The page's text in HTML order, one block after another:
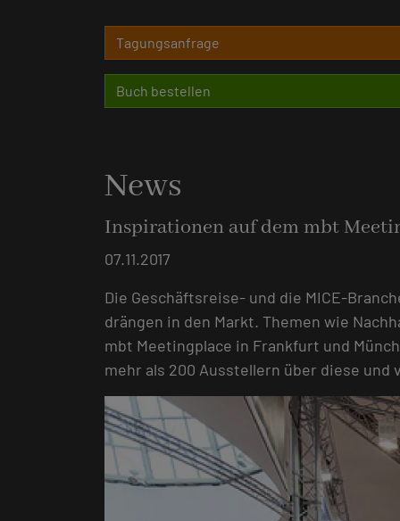
Tagungsanfrage
Buch bestellen
News
Inspirationen auf dem mbt
07.11.2017
Die Geschäftsreise- und die MICE-
drängen in den Markt. Themen wie
mbt Meetingplace in Frankfurt und
mehr als 200 Ausstellern über diese